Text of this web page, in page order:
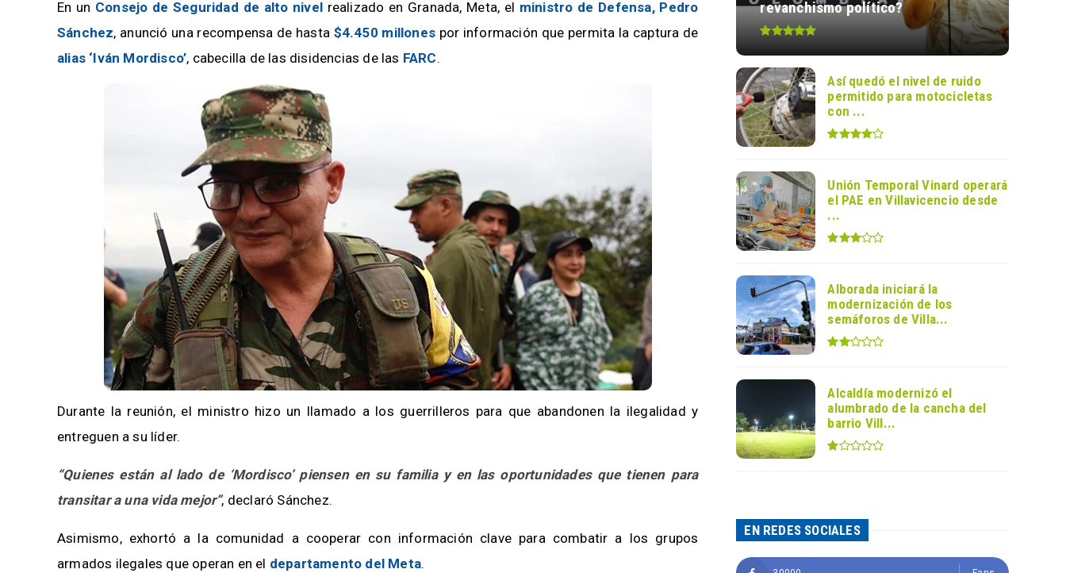
En un Consejo de Seguridad de alto nivelrealizado en Granada, Meta, el ministro de Defensa, Pedro
Sánchez, anunció una recompensa de hasta $4.450 millones por información que permita la captura de
alias ‘Iván Mordisco’, cabecilla de las disidencias de las FARC.
Durante la reunión, el ministro hizo un llamado a los guerrilleros para que abandonen la ilegalidad y
entreguen a su líder.
“Quienes están al lado de ‘Mordisco’ piensen en su familia y en las oportunidades que tienen para
transitar a una vida mejor”, declaró Sánchez.
Asimismo, exhortó a la comunidad a cooperar con información clave para combatir a los grupos
armados ilegales que operan en el departamento del Meta.
revanchismo político?
Así quedó el nivel de ruido
permitido para motocicletas
con ...
Unión Temporal Vinard operará
el PAE en Villavicencio desde
...
Alborada iniciará la
modernización de los
semáforos de Villa...
Alcaldía modernizó el
alumbrado de la cancha del
barrio Vill...
EN REDES SOCIALES